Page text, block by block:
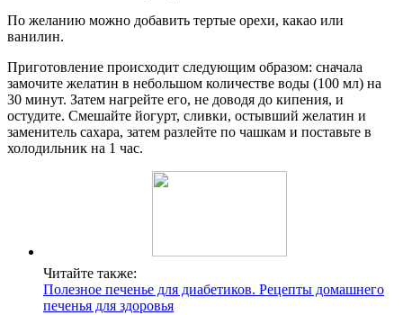
По желанию можно добавить тертые орехи, какао или
ванилин.
Приготовление происходит следующим образом: сначала
замочите желатин в небольшом количестве воды (100 мл) на
30 минут. Затем нагрейте его, не доводя до кипения, и
остудите. Смешайте йогурт, сливки, остывший желатин и
заменитель сахара, затем разлейте по чашкам и поставьте в
холодильник на 1 час.
Читайте также:
Полезное печенье для диабетиков. Рецепты домашнего
печенья для здоровья